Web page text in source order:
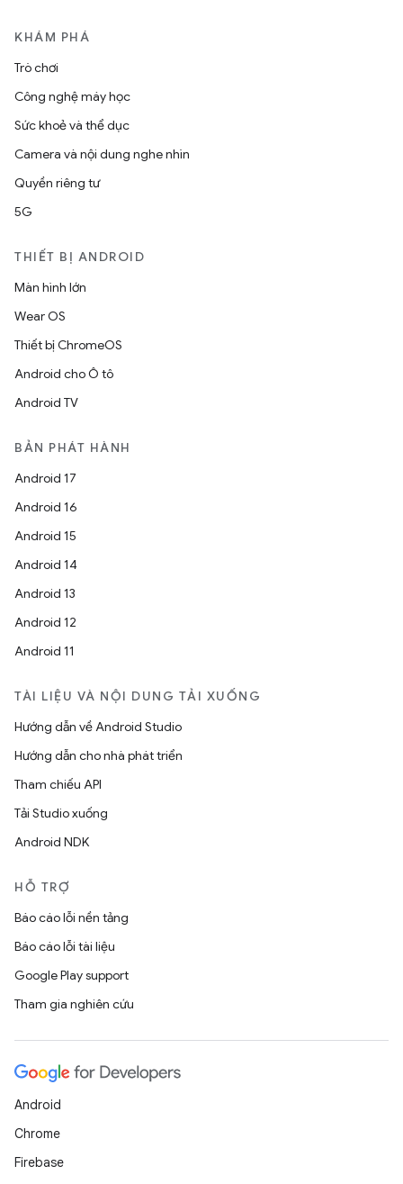
KHÁM PHÁ
Trò chơi
Công nghệ máy học
Sức khoẻ và thể dục
Camera và nội dung nghe nhìn
Quyền riêng tư
5G
THIẾT BỊ ANDROID
Màn hình lớn
Wear OS
Thiết bị ChromeOS
Android cho Ô tô
Android TV
BẢN PHÁT HÀNH
Android 17
Android 16
Android 15
Android 14
Android 13
Android 12
Android 11
TÀI LIỆU VÀ NỘI DUNG TẢI XUỐNG
Hướng dẫn về Android Studio
Hướng dẫn cho nhà phát triển
Tham chiếu API
Tải Studio xuống
Android NDK
HỖ TRỢ
Báo cáo lỗi nền tảng
Báo cáo lỗi tài liệu
Google Play support
Tham gia nghiên cứu
Android
Chrome
Firebase